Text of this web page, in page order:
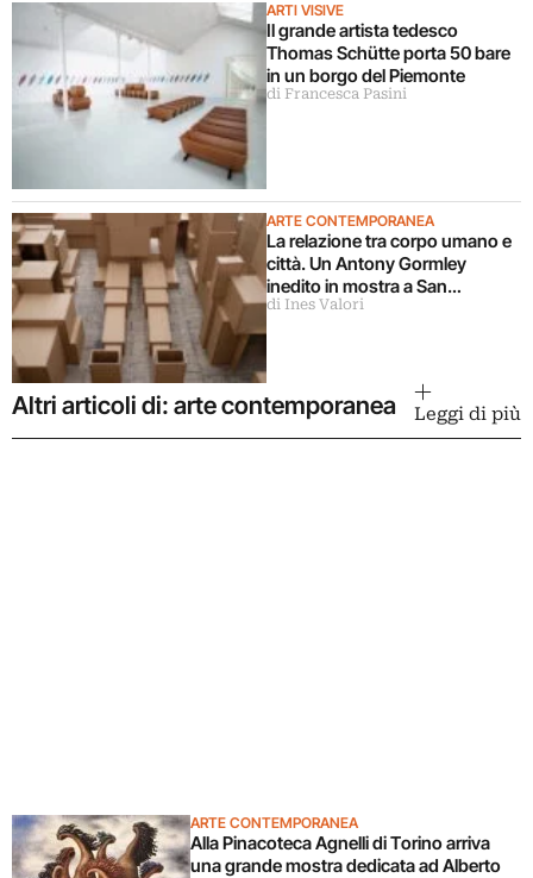
ARTI VISIVE
Il grande artista tedesco
Thomas Schütte porta 50 bare
in un borgo del Piemonte
di Francesca Pasini
ARTE CONTEMPORANEA
La relazione tra corpo umano e
città. Un Antony Gormley
inedito in mostra a San
Gimignano
di Ines Valori
Altri articoli di: arte contemporanea Leggi di più
ARTE CONTEMPORANEA
Alla Pinacoteca Agnelli di Torino arriva
una grande mostra dedicata ad Alberto